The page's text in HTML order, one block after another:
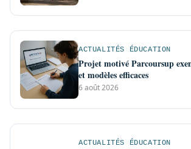
ACTUALITÉS ÉDUCATION
Projet motivé Parcoursup
et modèles efficaces
6 août 2026
ACTUALITÉS ÉDUCATION